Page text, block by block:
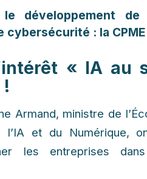
développement
: la
« IA au
Armand, ministre de
l’IA et du Numérique,
les entreprises